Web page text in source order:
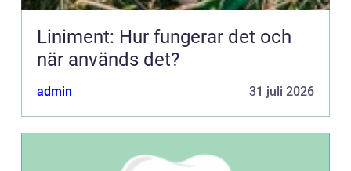
Liniment: Hur fungerar det och
när används det?
admin 31 juli 2026